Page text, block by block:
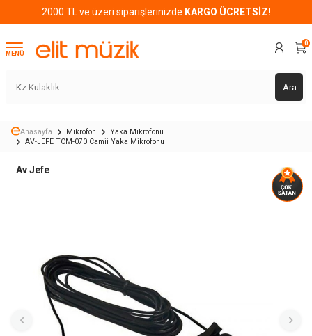
2000 TL ve üzeri siparişlerinizde KARGO ÜCRETSİZ!
MENÜ
Ara
0
Anasayfa Mikrofon
Yaka Mikrofonu
AV-JEFE TCM-070 Camii Yaka Mikrofonu
Av Jefe